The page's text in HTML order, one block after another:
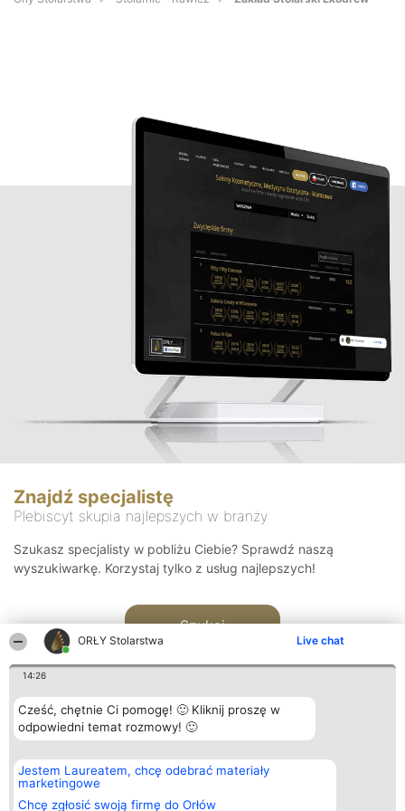
ORŁY Stolarstwa Live chat
14:26
Cześć, chętnie Ci pomogę! 🙂 Kliknij proszę w
odpowiedni temat rozmowy! 🙂
Jestem Laureatem, chcę odebrać materiały
marketingowe
Chcę zgłosić swoją firmę do Orłów
Znajdź specjalistę
Plebiscyt skupia najlepszych w branży
Szukasz specjalisty w pobliżu Ciebie? Sprawdź naszą
wyszukiwarkę. Korzystaj tylko z usług najlepszych!
Szukaj
Organizator plebiscytu
Bright Side Solutions sp. z o.
o. sp. k.
ul. Ruska 22
Plebiscyt
Laureaci
wszystkich
Kontakt
Kontakt